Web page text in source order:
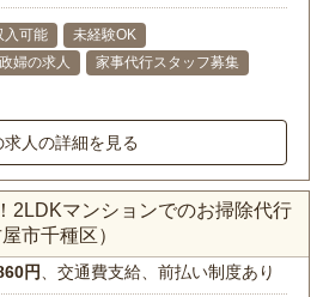
入可能
未経験OK
婦の求人
家事代行スタッフ募集
求人の詳細を見る
2LDKマンションでのお掃除代行
市千種区）
円 、交通費支給、前払い制度あり